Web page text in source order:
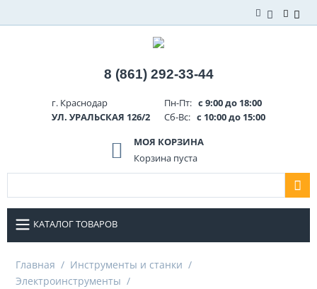
8 (861) 292-33-44
г. Краснодар
УЛ. УРАЛЬСКАЯ 126/2
Пн-Пт: с 9:00 до 18:00
Сб-Вс: с 10:00 до 15:00
МОЯ КОРЗИНА
Корзина пуста
КАТАЛОГ ТОВАРОВ
Главная / Инструменты и станки /
Электроинструменты /